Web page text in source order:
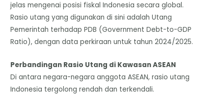
jelas mengenai posisi fiskal Indonesia secara global.
​Rasio utang yang digunakan di sini adalah Utang
Pemerintah terhadap PDB (Government Debt-to-GDP
Ratio), dengan data perkiraan untuk tahun 2024/2025.​
Perbandingan Rasio Utang di Kawasan ASEAN
​Di antara negara-negara anggota ASEAN, rasio utang
Indonesia tergolong rendah dan terkendali.